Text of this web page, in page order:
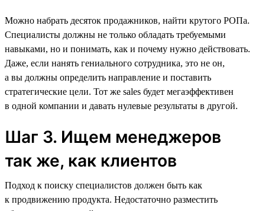
Можно набрать десяток продажников, найти крутого РОПа.
Специалисты должны не только обладать требуемыми
навыками, но и понимать, как и почему нужно действовать.
Даже, если нанять гениального сотрудника, это не он,
а вы должны определить направление и поставить
стратегические цели. Тот же sales будет мегаэффективен
в одной компании и давать нулевые результаты в другой.
Шаг 3. Ищем менеджеров
так же, как клиентов
Подход к поиску специалистов должен быть как
к продвижению продукта. Недостаточно разместить